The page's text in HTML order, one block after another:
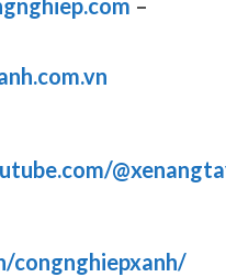
–
congnghiepxanh/